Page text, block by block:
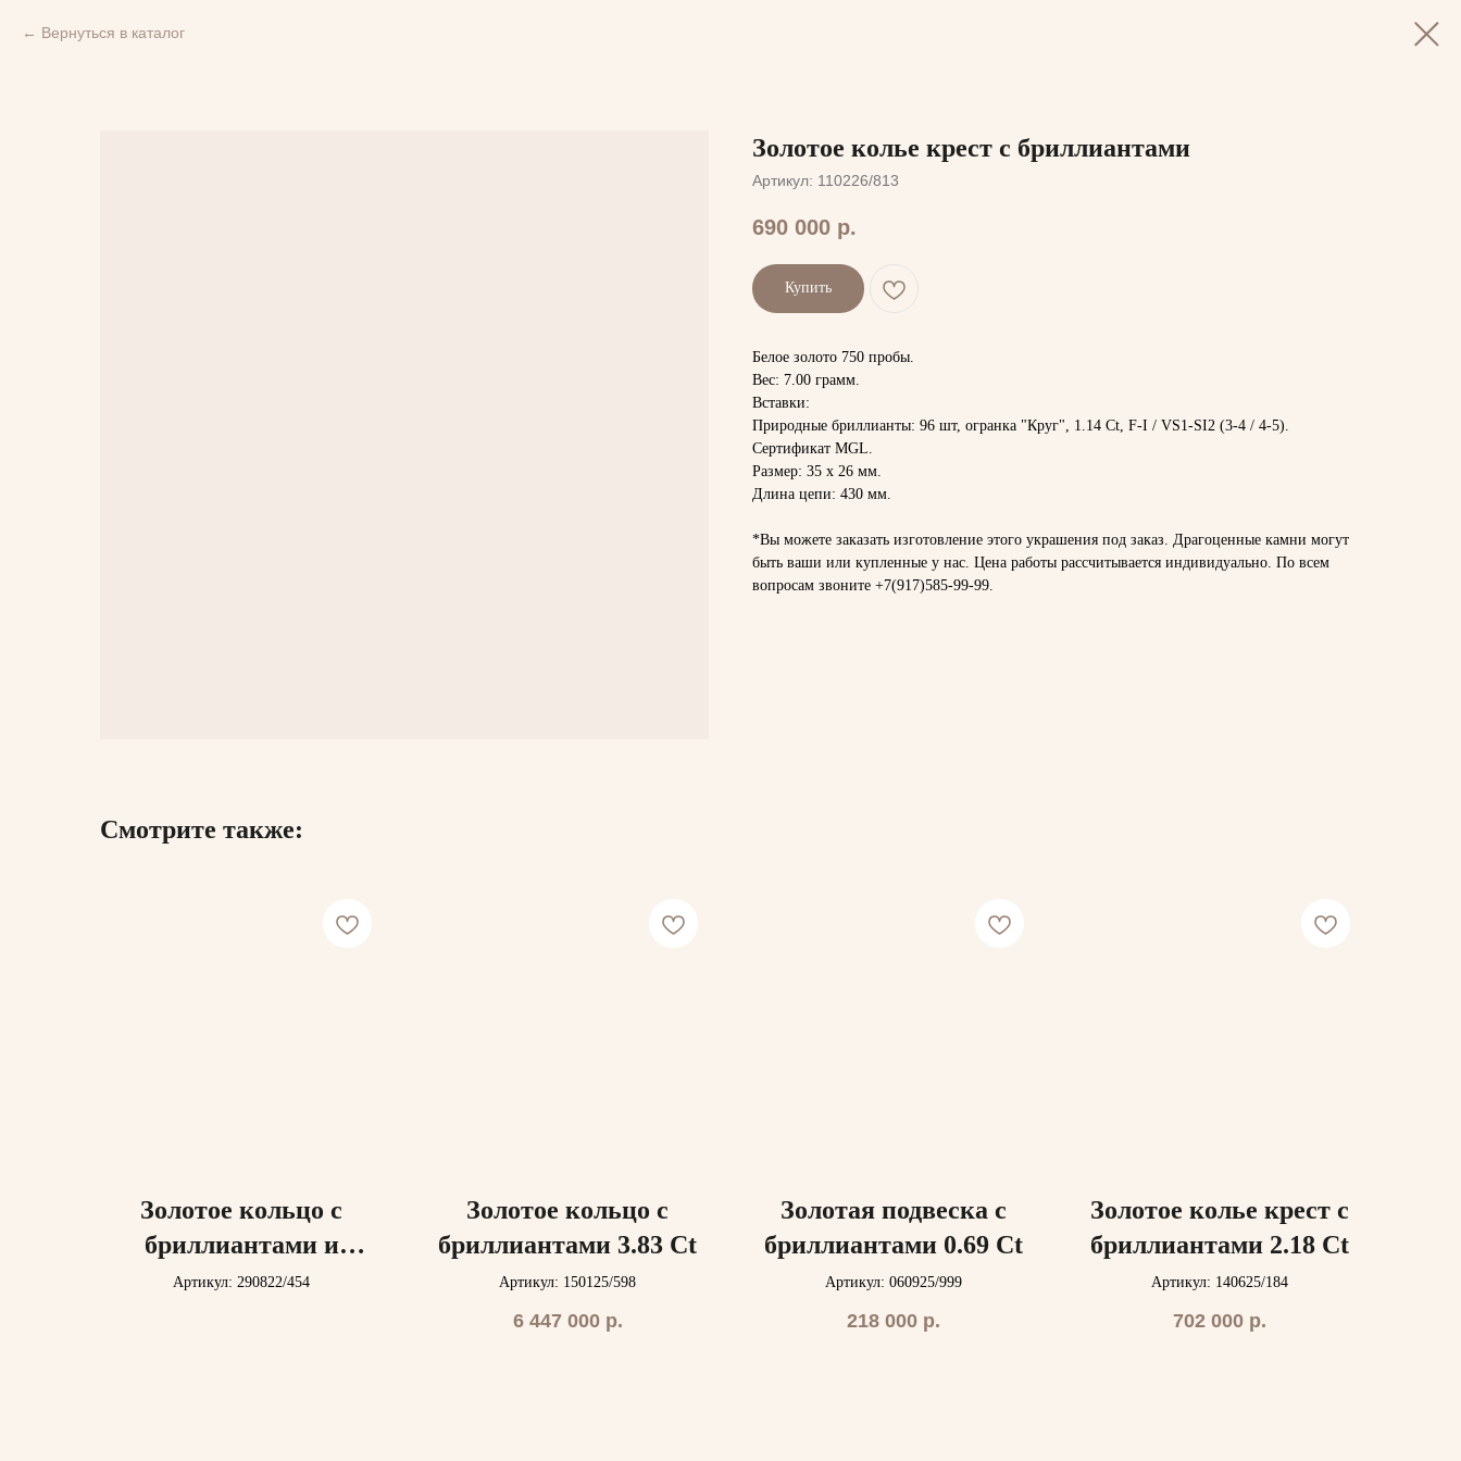
Вернуться в каталог
Золотое колье крест с бриллиантами
Артикул: 110226/813
690 000 р.
Купить
Белое золото 750 пробы.
Вес: 7.00 грамм.
Вставки:
Природные бриллианты: 96 шт, огранка "Круг", 1.14 Ct, F-I / VS1-SI2 (3-4 / 4-5).
Сертификат MGL.
Размер: 35 х 26 мм.
Длина цепи: 430 мм.
*Вы можете заказать изготовление этого украшения под заказ. Драгоценные камни могут
быть ваши или купленные у нас. Цена работы рассчитывается индивидуально. По всем
вопросам звоните +7(917)585-99-99.
Смотрите также:
Золотое кольцо с
бриллиантами и
сапфиром 2.09Ct
Артикул: 290822/454
Золотое кольцо с
бриллиантами 3.83 Ct
Артикул: 150125/598
6 447 000 р.
Золотая подвеска с
бриллиантами 0.69 Ct
Артикул: 060925/999
218 000 р.
Золотое колье крест с
бриллиантами 2.18 Ct
Артикул: 140625/184
702 000 р.